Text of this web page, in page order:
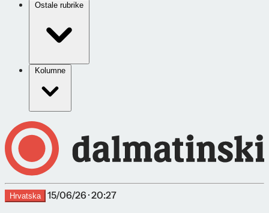
Ostale rubrike
Kolumne
Hrvatska 15/06/26 · 20:27